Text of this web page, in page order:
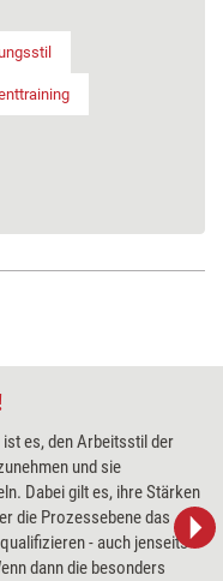
es, den Arbeitsstil der
und sie
Dabei gilt es, ihre Stärken
die Prozessebene das
- auch jenseits
dann die besonders